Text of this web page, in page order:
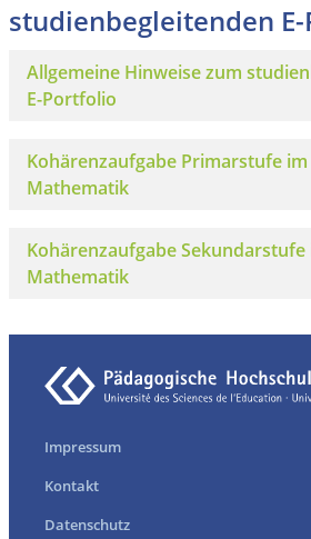
studienbegleitenden
Allgemeine Hinweise zum
E-Portfolio
Kohärenzaufgabe Primarstufe im
Mathematik
Kohärenzaufgabe Sekundarstufe
Mathematik
Impressum
Kontakt
Datenschutz